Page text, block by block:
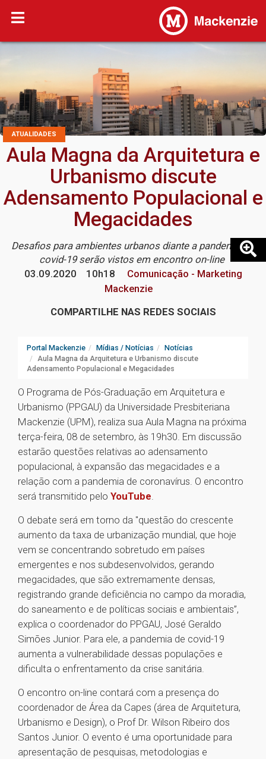
ATUALIDADES
Aula Magna da Arquitetura e
Urbanismo discute
Adensamento Populacional e
Megacidades
Desafios para ambientes urbanos diante a pandemia de
covid-19 serão vistos em encontro on-line
03.09.2020
10h18
Comunicação - Marketing
Mackenzie
COMPARTILHE NAS REDES SOCIAIS
Portal Mackenzie Mídias / Notícias
Notícias
Aula Magna da Arquitetura e Urbanismo discute
Adensamento Populacional e Megacidades
O Programa de Pós-Graduação em Arquitetura e
Urbanismo (PPGAU) da Universidade Presbiteriana
Mackenzie (UPM), realiza sua Aula Magna na próxima
terça-feira, 08 de setembro, às 19h30. Em discussão
estarão questões relativas ao adensamento
populacional, à expansão das megacidades e a
relação com a pandemia de coronavírus. O encontro
será transmitido pelo YouTube.
O debate será em torno da "questão do crescente
aumento da taxa de urbanização mundial, que hoje
vem se concentrando sobretudo em países
emergentes e nos subdesenvolvidos, gerando
megacidades, que são extremamente densas,
registrando grande deficiência no campo da moradia,
do saneamento e de políticas sociais e ambientais”,
explica o coordenador do PPGAU, José Geraldo
Simões Junior. Para ele, a pandemia de covid-19
aumenta a vulnerabilidade dessas populações e
dificulta o enfrentamento da crise sanitária.
O encontro on-line contará com a presença do
coordenador de Área da Capes (área de Arquitetura,
Urbanismo e Design), o Prof Dr. Wilson Ribeiro dos
Santos Junior. O evento é uma oportunidade para
apresentação de pesquisas, metodologias e